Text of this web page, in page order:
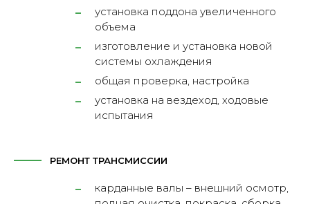
установка поддона увеличенного
объема
изготовление и установка новой
системы охлаждения
общая проверка, настройка
установка на вездеход, ходовые
испытания
РЕМОНТ ТРАНСМИССИИ
карданные валы – внешний осмотр,